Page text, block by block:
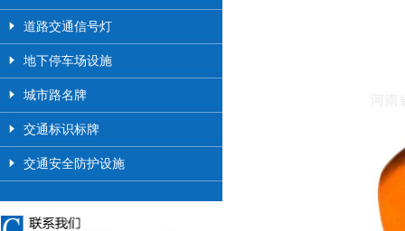
道路交通信号灯
地下停车场设施
城市路名牌
交通标识标牌
交通安全防护设施